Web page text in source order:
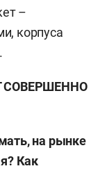
–
корпуса
СОВЕРШЕННО
на рынке
Как